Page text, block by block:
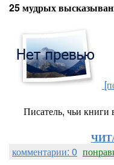
25 мудрых
Писатель, чьи книги
комментарии: 0